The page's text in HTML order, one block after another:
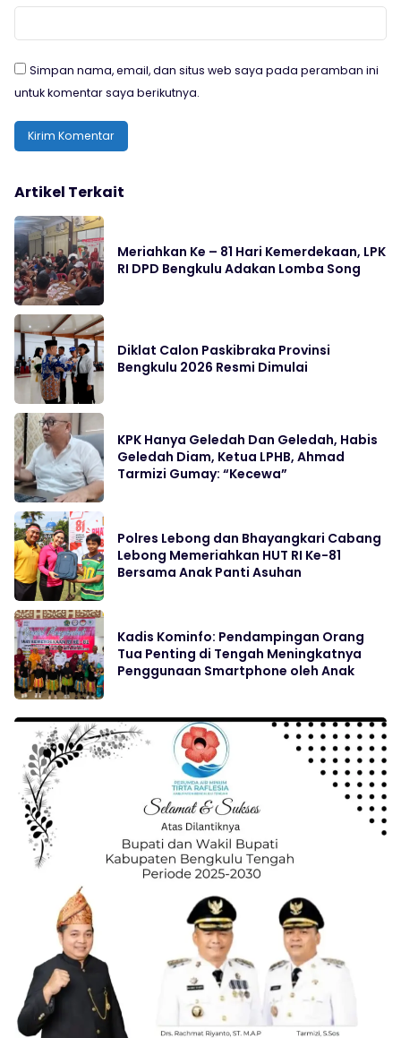
Simpan nama, email, dan situs web saya pada peramban ini
untuk komentar saya berikutnya.
Artikel Terkait
Meriahkan Ke – 81 Hari Kemerdekaan, LPK
RI DPD Bengkulu Adakan Lomba Song
Diklat Calon Paskibraka Provinsi
Bengkulu 2026 Resmi Dimulai
KPK Hanya Geledah Dan Geledah, Habis
Geledah Diam, Ketua LPHB, Ahmad
Tarmizi Gumay: “Kecewa”
Polres Lebong dan Bhayangkari Cabang
Lebong Memeriahkan HUT RI Ke-81
Bersama Anak Panti Asuhan
Kadis Kominfo: Pendampingan Orang
Tua Penting di Tengah Meningkatnya
Penggunaan Smartphone oleh Anak